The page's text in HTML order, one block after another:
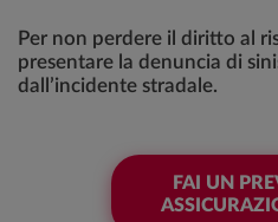
Per non perdere il diritto al
presentare la denuncia di
dall’incidente stradale.
FAI UN